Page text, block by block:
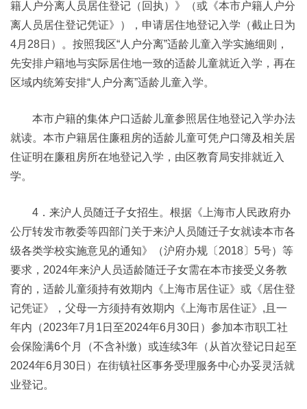
籍人户分离人员居住登记（回执）》（或《本市户籍人户分
离人员居住登记凭证》），申请居住地登记入学（截止日为
4月28日）。按照我区“人户分离”适龄儿童入学实施细则，
先安排户籍地与实际居住地一致的适龄儿童就近入学，再在
区域内统筹安排“人户分离”适龄儿童入学。
本市户籍的集体户口适龄儿童参照居住地登记入学办法
就读。本市户籍居住廉租房的适龄儿童可凭户口簿及相关居
住证明在廉租房所在地登记入学，由区教育局安排就近入
学。
4．来沪人员随迁子女招生。根据《上海市人民政府办
公厅转发市教委等四部门关于来沪人员随迁子女就读本市各
级各类学校实施意见的通知》（沪府办规〔2018〕5号）等
要求，2024年来沪人员适龄随迁子女需在本市接受义务教
育的，适龄儿童须持有效期内《上海市居住证》或《居住登
记凭证》，父母一方须持有效期内《上海市居住证》,且一
年内（2023年7月1日至2024年6月30日）参加本市职工社
会保险满6个月（不含补缴）或连续3年（从首次登记日起至
2024年6月30日）在街镇社区事务受理服务中心办妥灵活就
业登记。